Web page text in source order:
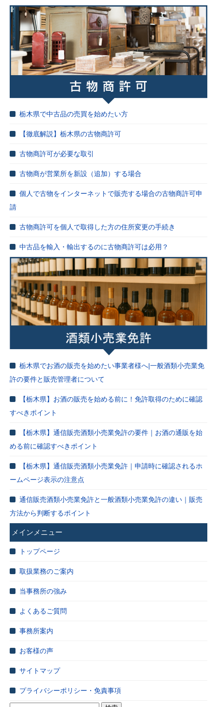
栃木県で中古品の売買を始めたい方
【徹底解説】栃木県の古物商許可
古物商許可が必要な取引
古物商が営業所を新設（追加）する場合
個人で古物をインターネットで販売する場合の古物商許可申
請
古物商許可を個人で取得した方の住所変更の手続き
中古品を輸入・輸出するのに古物商許可は必用？
栃木県でお酒の販売を始めたい事業者様へ|一般酒類小売業免
許の要件と販売管理者について
【栃木県】お酒の販売を始める前に！免許取得のために確認
すべきポイント
【栃木県】通信販売酒類小売業免許の要件｜お酒の通販を始
める前に確認すべきポイント
【栃木県】通信販売酒類小売業免許｜申請時に確認されるホ
ームページ表示の注意点
通信販売酒類小売業免許と一般酒類小売業免許の違い｜販売
方法から判断するポイント
メインメニュー
トップページ
取扱業務のご案内
当事務所の強み
よくあるご質問
事務所案内
お客様の声
サイトマップ
プライバシーポリシー・免責事項